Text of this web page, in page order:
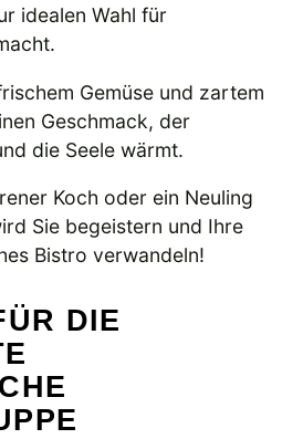
idealen Wahl für
Gemüse und zartem
Geschmack, der
die Seele wärmt.
Koch oder ein Neuling
Sie begeistern und Ihre
Bistro verwandeln!
DIE